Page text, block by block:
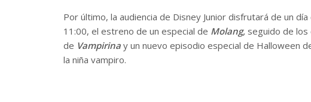
Por último, la audiencia de Disney Junior disfrutará de un
11:00, el estreno de un especial de Molang, seguido de
de Vampirina y un nuevo episodio especial de Halloween
la niña vampiro.